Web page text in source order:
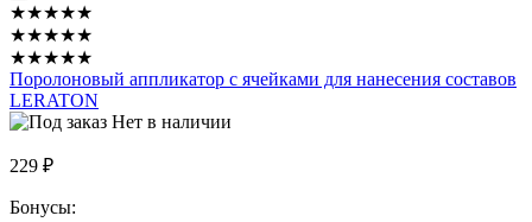
★★★★★
★★★★★
★★★★★
Поролоновый аппликатор с ячейками для нанесения составов
LERATON
Нет в наличии
229 ₽
Бонусы: